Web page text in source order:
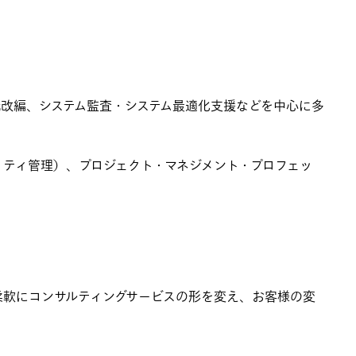
、システム監査・システム最適化支援などを中心に多
管理）、プロジェクト・マネジメント・プロフェッ
にコンサルティングサービスの形を変え、お客様の変